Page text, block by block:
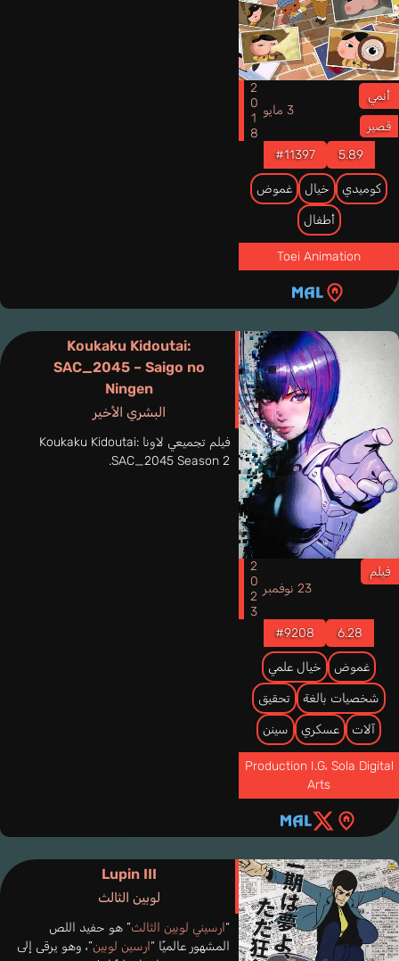
بطريقة لا تُنسى. إنها فرصة للاستمتاع بمشاهد مثيرة ولحظات من الترقب
والإثارة، وربما ستجد نفسك مشدودًا إلى الشاشة بينما تسعى لحل ألغاز تلك
الأعمال الساحرة والغامضة.
أنمي
قصير
3 مايو 2018
5.89
#11397
كوميدي خيال غموض
أطفال
Toei Animation
Koukaku Kidoutai:
SAC_2045 – Saigo no
Ningen
البشري الأخير
فيلم
23 نوفمبر
2023
6.28
#9208
غموض خيال علمي
شخصيات بالغة تحقيق
آلات عسكري سينن
Production I.G، Sola Digital
Arts
فيلم تجميعي لاونا Koukaku Kidoutai:
SAC_2045 Season 2.
Lupin III
لوبين الثالث
“ارسيني لوبين الثالث” هو حفيد اللص
المشهور عالميًا “ارسين لوبين”، وهو يرقى إلى